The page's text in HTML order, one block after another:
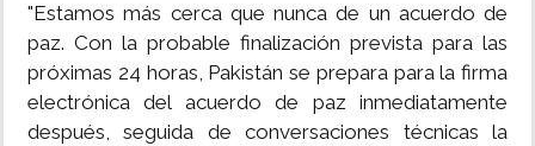
"Estamos más cerca que nunca de un acuerdo de
paz. Con la probable finalización prevista para las
próximas 24 horas, Pakistán se prepara para la firma
electrónica del acuerdo de paz inmediatamente
después, seguida de conversaciones técnicas la